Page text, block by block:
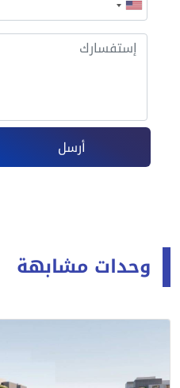
أرسل
وحدات مشابهة